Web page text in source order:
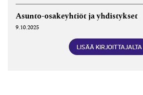
Asunto-osakeyhtiöt ja yhdistykset
9.10.2025
LISÄÄ KIRJOITTAJALTA